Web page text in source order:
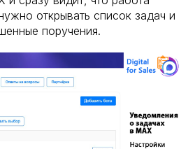
открывать список задач и
поручения.